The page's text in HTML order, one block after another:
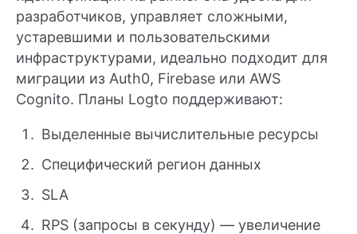
разработчиков, управляет сложными,
устаревшими и пользовательскими
инфраструктурами, идеально подходит для
миграции из Auth0, Firebase или AWS
Cognito. Планы Logto поддерживают:
Выделенные вычислительные ресурсы
Специфический регион данных
SLA
RPS (запросы в секунду) — увеличение